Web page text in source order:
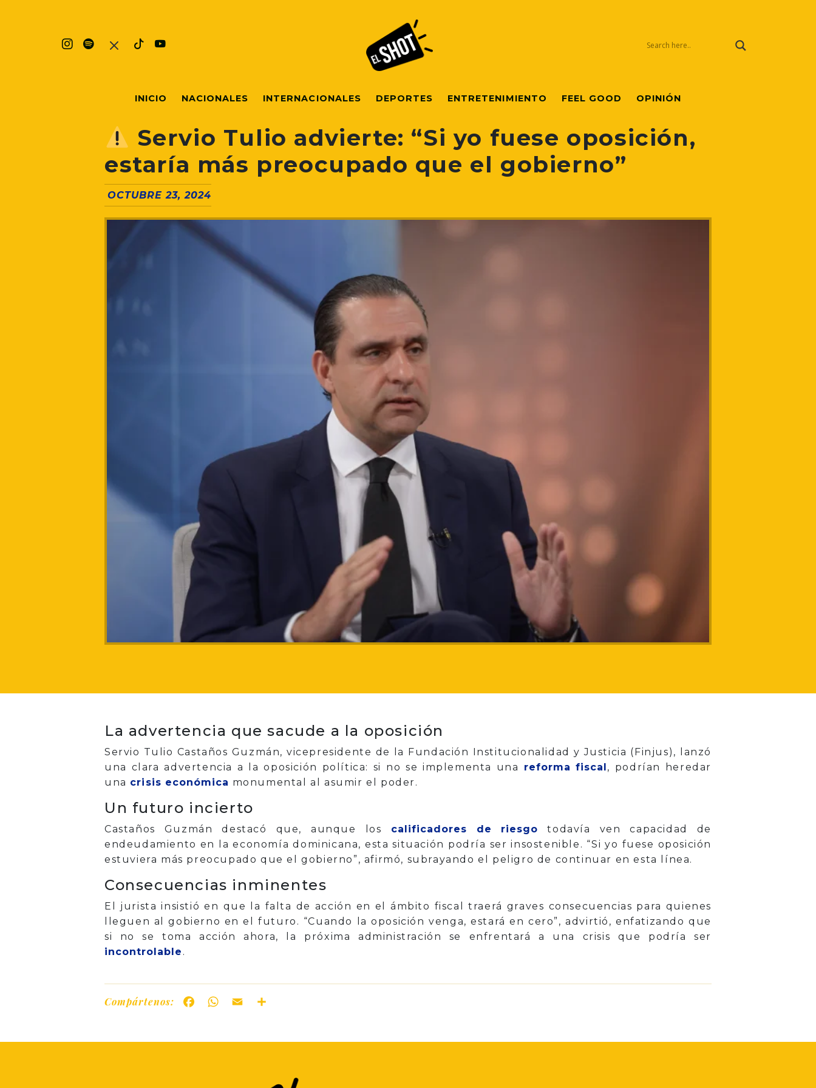
INICIO NACIONALES INTERNACIONALES DEPORTES ENTRETENIMIENTO FEEL GOOD OPINIÓN
Servio Tulio advierte: “Si yo fuese oposición,
estaría más preocupado que el gobierno”
OCTUBRE 23, 2024
La advertencia que sacude a la oposición
Servio Tulio Castaños Guzmán, vicepresidente de la Fundación Institucionalidad y Justicia (Finjus), lanzó
una clara advertencia a la oposición política: si no se implementa una reforma fiscal, podrían heredar
una crisis económica monumental al asumir el poder.
Un futuro incierto
Castaños Guzmán destacó que, aunque los calificadores de riesgo todavía ven capacidad de
endeudamiento en la economía dominicana, esta situación podría ser insostenible. “Si yo fuese oposición
estuviera más preocupado que el gobierno”, afirmó, subrayando el peligro de continuar en esta línea.
Consecuencias inminentes
El jurista insistió en que la falta de acción en el ámbito fiscal traerá graves consecuencias para quienes
lleguen al gobierno en el futuro. “Cuando la oposición venga, estará en cero”, advirtió, enfatizando que
si no se toma acción ahora, la próxima administración se enfrentará a una crisis que podría ser
incontrolable .
Compártenos: FacebookWhatsApp
Email